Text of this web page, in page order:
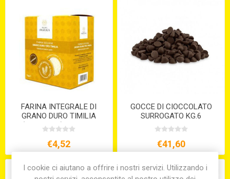
FARINA INTEGRALE DI
GRANO DURO TIMILIA
(TUMMINIA) KG.1 S/V
€4,52
GOCCE DI CIOCCOLATO
SURROGATO KG.6
€41,60
I cookie ci aiutano a offrire i nostri servizi. Utilizzando i